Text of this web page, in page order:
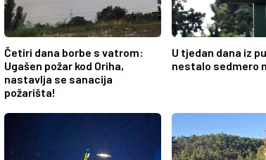
Četiri dana borbe s vatrom:
Ugašen požar kod Oriha,
nastavlja se sanacija
požarišta!
U tjedan dana iz
nestalo sedmero